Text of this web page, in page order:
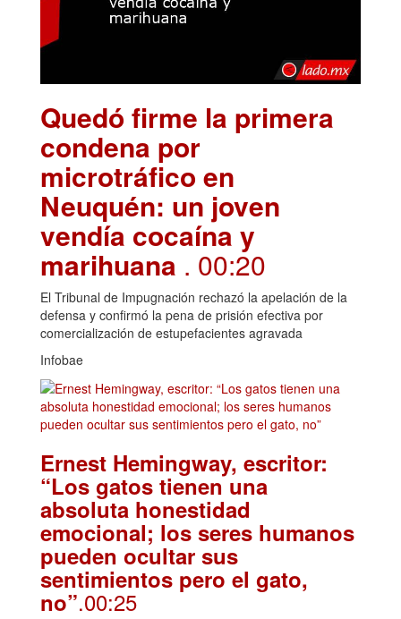
Quedó firme la primera
condena por
microtráfico en
Neuquén: un joven
vendía cocaína y
marihuana . 00:20
El Tribunal de Impugnación rechazó la apelación de la
defensa y confirmó la pena de prisión efectiva por
comercialización de estupefacientes agravada
Infobae
Ernest Hemingway, escritor:
“Los gatos tienen una
absoluta honestidad
emocional; los seres humanos
pueden ocultar sus
sentimientos pero el gato,
no”.00:25